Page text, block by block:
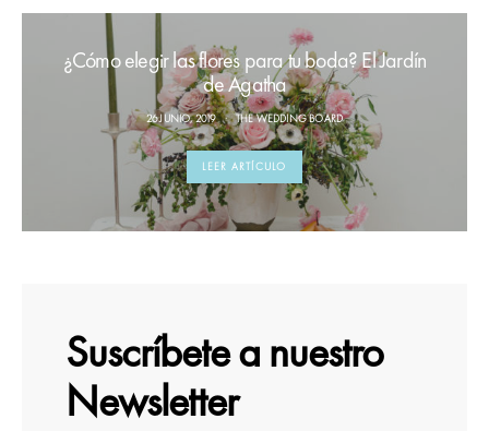
¿Cómo elegir las flores para tu boda? El Jardín
de Agatha
26 JUNIO, 2019 THE WEDDING BOARD
LEER ARTÍCULO
Suscríbete a nuestro
Newsletter